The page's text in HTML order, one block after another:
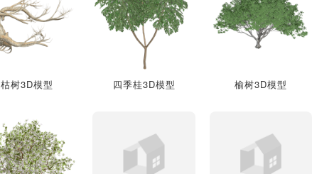
枯树3D模型 四季桂3D模型 榆树3D模型